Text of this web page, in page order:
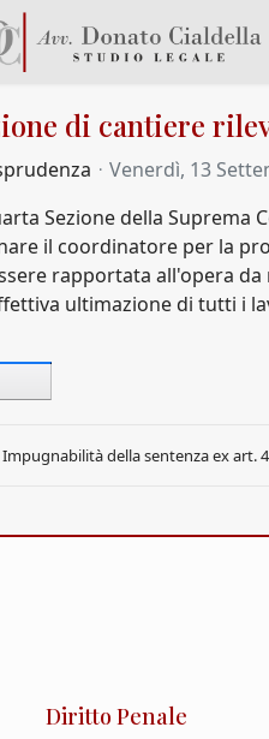
di cantiere
Venerdì, 13
Sezione della Suprema
il coordinatore per la
rapportata all'opera
ultimazione di tutti i
Impugnabilità della sentenza ex art.
Diritto Penale